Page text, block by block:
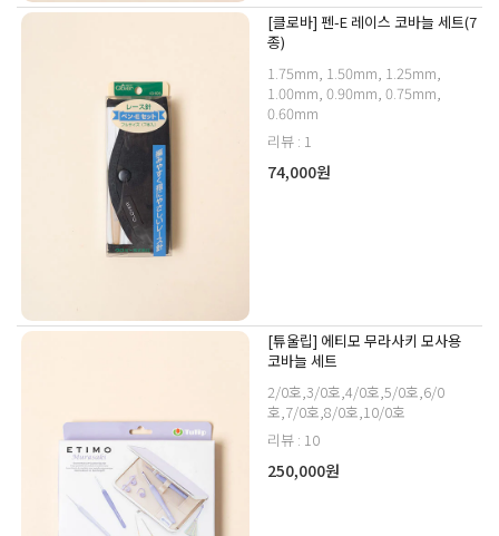
[클로바] 펜-E 레이스 코바늘 세트(7
종)
1.75mm, 1.50mm, 1.25mm,
1.00mm, 0.90mm, 0.75mm,
0.60mm
리뷰 : 1
74,000원
[튜울립] 에티모 무라사키 모사용
코바늘 세트
2/0호,3/0호,4/0호,5/0호,6/0
호,7/0호,8/0호,10/0호
리뷰 : 10
250,000원